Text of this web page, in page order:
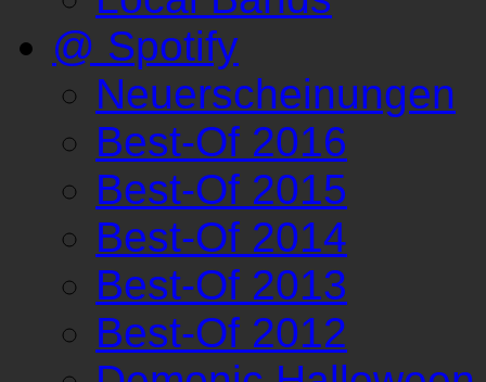
@ Spotify
Neuerscheinungen
Best-Of 2016
Best-Of 2015
Best-Of 2014
Best-Of 2013
Best-Of 2012